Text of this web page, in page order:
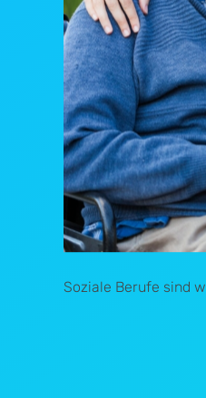
Soziale Berufe sind